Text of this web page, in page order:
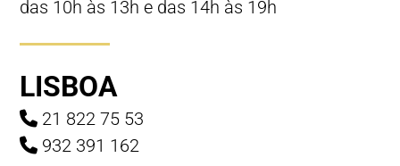
das 10h às 13h e das 14h às 19h
LISBOA
21 822 75 53
932 391 162